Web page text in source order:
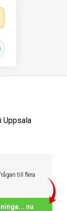
Uppsala
till flera
nu